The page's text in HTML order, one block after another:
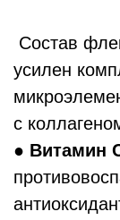
Состав
усилен
с
● Витамин